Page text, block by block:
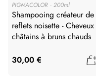
PIGMACOLOR 200ml
Shampooing créateur de
reflets noisette - Cheveux
châtains à bruns chauds
30,00 €